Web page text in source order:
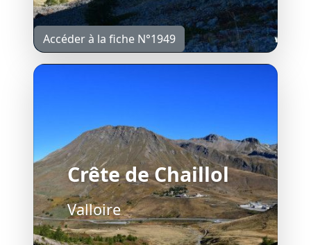
Accéder à la fiche N°1949
Crête de Chaillol
Valloire